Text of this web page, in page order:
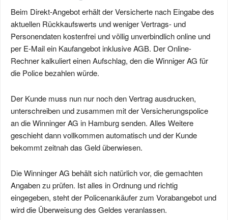
Beim Direkt-Angebot erhält der Versicherte nach Eingabe des
aktuellen Rückkaufswerts und weniger Vertrags- und
Personendaten kostenfrei und völlig unverbindlich online und
per E-Mail ein Kaufangebot inklusive AGB. Der Online-
Rechner kalkuliert einen Aufschlag, den die Winniger AG für
die Police bezahlen würde.
Der Kunde muss nun nur noch den Vertrag ausdrucken,
unterschreiben und zusammen mit der Versicherungspolice
an die Winninger AG in Hamburg senden. Alles Weitere
geschieht dann vollkommen automatisch und der Kunde
bekommt zeitnah das Geld überwiesen.
Die Winninger AG behält sich natürlich vor, die gemachten
Angaben zu prüfen. Ist alles in Ordnung und richtig
eingegeben, steht der Policenankäufer zum Vorabangebot und
wird die Überweisung des Geldes veranlassen.